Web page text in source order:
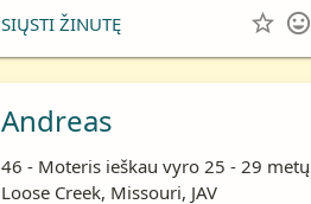
SIŲSTI ŽINUTĘ  
Andreas
46 - Moteris ieškau vyro 25 - 29 metų
Loose Creek, Missouri, JAV